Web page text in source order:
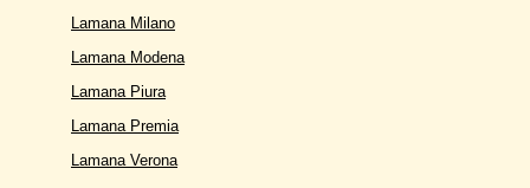
Lamana Milano
Lamana Modena
Lamana Piura
Lamana Premia
Lamana Verona